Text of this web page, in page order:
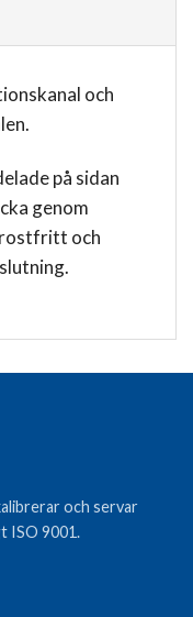
och
på sidan
genom
och
och servar
ISO 9001.